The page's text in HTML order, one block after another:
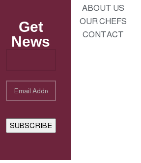
ABOUT US
OUR CHEFS
CONTACT
Get
News